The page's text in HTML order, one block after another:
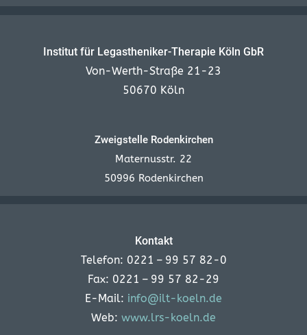
Institut für Legastheniker-Therapie Köln GbR
Von-Werth-Straße 21-23
50670 Köln
Zweigstelle Rodenkirchen
Maternusstr. 22
50996 Rodenkirchen
Kontakt
Telefon: 0221 – 99 57 82-0
Fax: 0221 – 99 57 82-29
E-Mail: info@ilt-koeln.de
Web: www.lrs-koeln.de